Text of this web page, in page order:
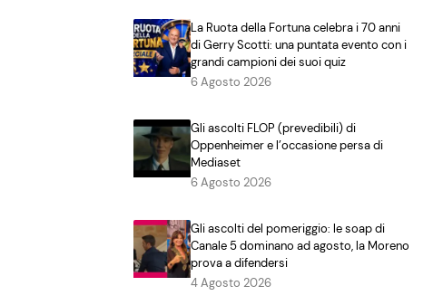
La Ruota della Fortuna celebra i 70 anni
di Gerry Scotti: una puntata evento con i
grandi campioni dei suoi quiz
6 Agosto 2026
Gli ascolti FLOP (prevedibili) di
Oppenheimer e l’occasione persa di
Mediaset
6 Agosto 2026
Gli ascolti del pomeriggio: le soap di
Canale 5 dominano ad agosto, la Moreno
prova a difendersi
4 Agosto 2026